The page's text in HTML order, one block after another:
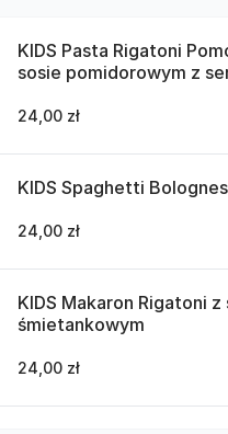
KIDS Pasta Rigatoni
sosie pomidorowym z
24,00 zł
KIDS Spaghetti
24,00 zł
KIDS Makaron Rigatoni
śmietankowym
24,00 zł